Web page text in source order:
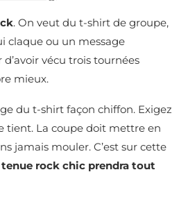
. On veut du t-shirt de groupe,
claque ou un message
d’avoir vécu trois tournées
mieux.
du t-shirt façon chiffon. Exigez
tient. La coupe doit mettre en
jamais mouler. C’est sur cette
tenue rock chic prendra tout